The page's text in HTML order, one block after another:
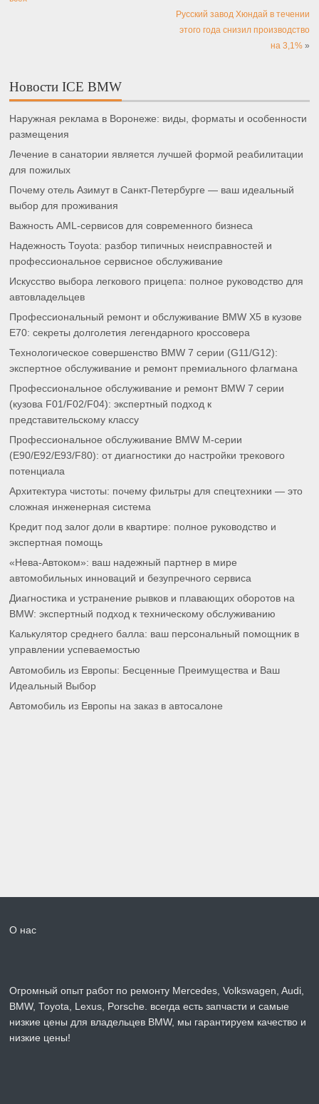
Русский завод Хюндай в течении
этого года снизил производство
на 3,1%»
Новости ICE BMW
Наружная реклама в Воронеже: виды, форматы и особенности
размещения
Лечение в санатории является лучшей формой реабилитации
для пожилых
Почему отель Азимут в Санкт-Петербурге — ваш идеальный
выбор для проживания
Важность AML-сервисов для современного бизнеса
Надежность Toyota: разбор типичных неисправностей и
профессиональное сервисное обслуживание
Искусство выбора легкового прицепа: полное руководство для
автовладельцев
Профессиональный ремонт и обслуживание BMW X5 в кузове
E70: секреты долголетия легендарного кроссовера
Технологическое совершенство BMW 7 серии (G11/G12):
экспертное обслуживание и ремонт премиального флагмана
Профессиональное обслуживание и ремонт BMW 7 серии
(кузова F01/F02/F04): экспертный подход к
представительскому классу
Профессиональное обслуживание BMW M-серии
(E90/E92/E93/F80): от диагностики до настройки трекового
потенциала
Архитектура чистоты: почему фильтры для спецтехники — это
сложная инженерная система
Кредит под залог доли в квартире: полное руководство и
экспертная помощь
«Нева-Автоком»: ваш надежный партнер в мире
автомобильных инноваций и безупречного сервиса
Диагностика и устранение рывков и плавающих оборотов на
BMW: экспертный подход к техническому обслуживанию
Калькулятор среднего балла: ваш персональный помощник в
управлении успеваемостью
Автомобиль из Европы: Бесценные Преимущества и Ваш
Идеальный Выбор
Автомобиль из Европы на заказ в автосалоне
О нас
Огромный опыт работ по ремонту Mercedes, Volkswagen, Audi,
BMW, Toyota, Lexus, Porsche. всегда есть запчасти и самые
низкие цены для владельцев BMW, мы гарантируем качество и
низкие цены!